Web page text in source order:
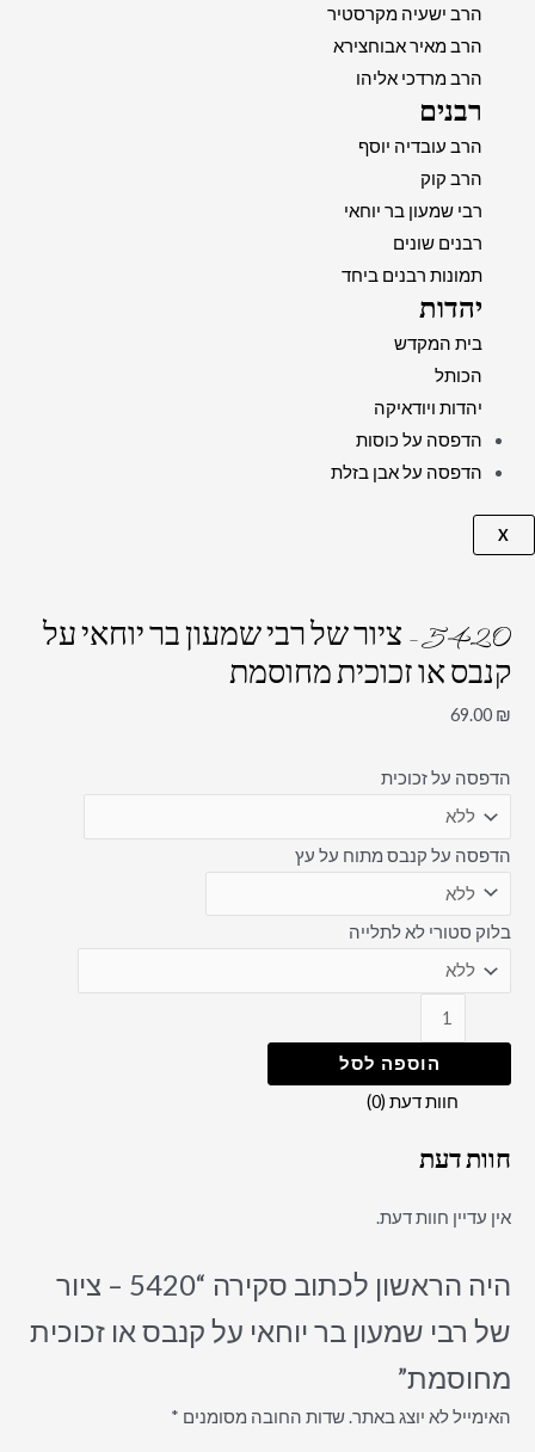
הרב ישעיה מקרסטיר
הרב מאיר אבוחצירא
הרב מרדכי אליהו
רבנים
הרב עובדיה יוסף
הרב קוק
רבי שמעון בר יוחאי
רבנים שונים
תמונות רבנים ביחד
יהדות
בית המקדש
הכותל
יהדות ויודאיקה
הדפסה על כוסות
הדפסה על אבן בזלת
X
5420 – ציור של רבי שמעון בר יוחאי על
קנבס או זכוכית מחוסמת
69.00 ₪
הדפסה על זכוכית
הדפסה על קנבס מתוח על עץ
בלוק סטורי לא לתלייה
הוספה לסל
חוות דעת (0)
חוות דעת
אין עדיין חוות דעת.
היה הראשון לכתוב סקירה “5420 – ציור
של רבי שמעון בר יוחאי על קנבס או זכוכית
מחוסמת”
האימייל לא יוצג באתר.שדות החובה מסומנים *